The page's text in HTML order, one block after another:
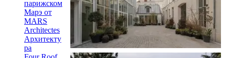
парижском
Марэ от
MARS
Architectes
Архитекту
ра